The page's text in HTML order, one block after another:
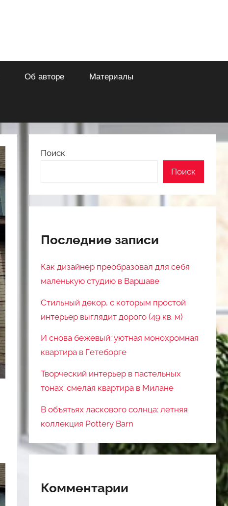
Об авторе Материалы
Поиск
Поиск
Последние записи
Как дизайнер преобразовал для себя
маленькую студию в Варшаве
Стильный декор, с которым простой
интерьер выглядит дорого (49 кв. м)
И снова бежевый: уютная монохромная
квартира в Гетеборге
Творческий интерьер в пастельных
тонах: смелая квартира в Милане
В объятьях ласкового солнца: летняя
коллекция Pottery Barn
Комментарии